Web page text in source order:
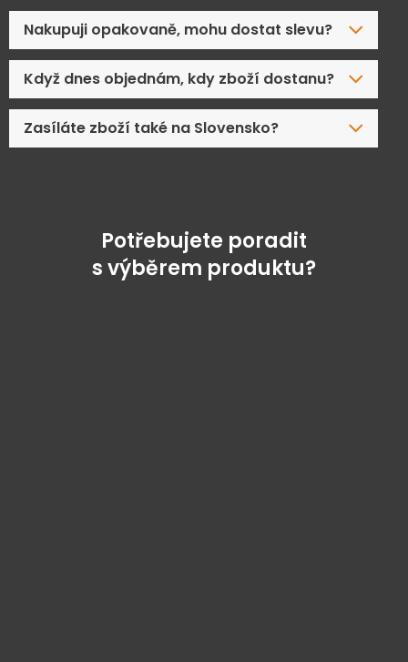
Nakupuji opakovaně, mohu dostat slevu?
Když dnes objednám, kdy zboží dostanu?
Zasíláte zboží také na Slovensko?
Potřebujete poradit
s výběrem produktu?